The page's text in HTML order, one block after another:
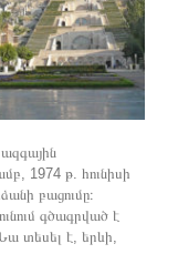
1974 թ. հունիսի
բացումը։
գծագրված է
տեսել է, երևի,